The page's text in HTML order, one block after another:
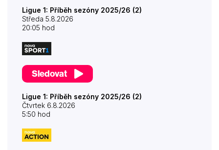
Ligue 1: Příběh sezóny 2025/26 (2)
Středa 5.8.2026
20:05 hod
Sledovat
Ligue 1: Příběh sezóny 2025/26 (2)
Čtvrtek 6.8.2026
5:50 hod